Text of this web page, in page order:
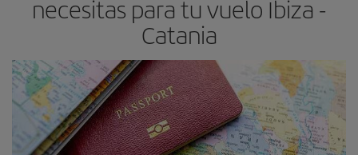
necesitas para tu vuelo Ibiza -
Catania